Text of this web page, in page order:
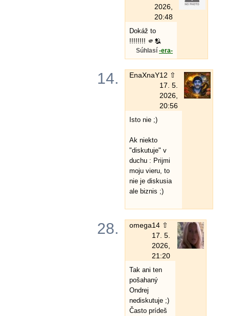
2026,
20:48
Dokáž to
!!!!!!!! 🫵🫂
Súhlasí -era-
14. EnaXnaY12 ⇧
17. 5.
2026,
20:56
Isto nie ;)
Ak niekto
"diskutuje" v
duchu : Prijmi
moju vieru, to
nie je diskusia
ale biznis ;)
28. omega14 ⇧
17. 5.
2026,
21:20
Tak ani ten
pošahaný
Ondrej
nediskutuje ;)
Často prídeš